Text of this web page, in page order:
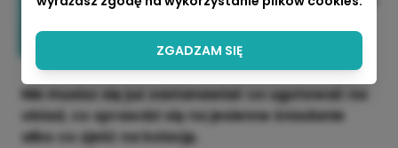
69,00 zł
Nie musisz się już zastanawiać co ugotować na
obiad, co sprawdzi się na jesienne śniadanie
albo co zjeść na kolację.
ZGADZAM SIĘ